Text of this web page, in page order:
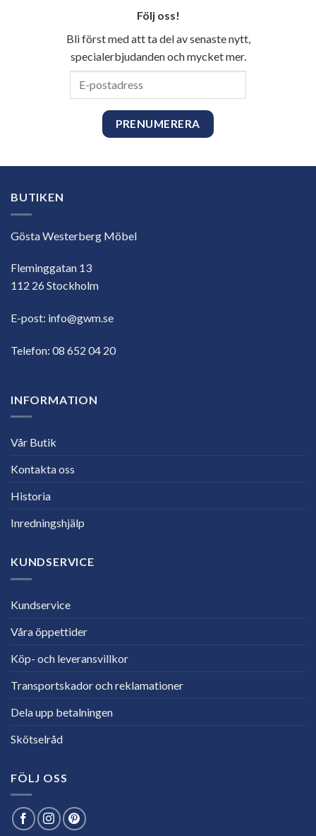
Följ oss!
Bli först med att ta del av senaste nytt,
specialerbjudanden och mycket mer.
BUTIKEN
Gösta Westerberg Möbel
Fleminggatan 13
112 26 Stockholm
E-post: info@gwm.se
Telefon: 08 652 04 20
INFORMATION
Vår Butik
Kontakta oss
Historia
Inredningshjälp
KUNDSERVICE
Kundservice
Våra öppettider
Köp- och leveransvillkor
Transportskador och reklamationer
Dela upp betalningen
Skötselråd
FÖLJ OSS